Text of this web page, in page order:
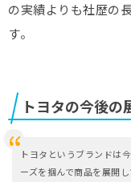
の実績よりも社歴の
す。
トヨタの今後
トヨタというブランドは
ーズを掴んで商品を展開